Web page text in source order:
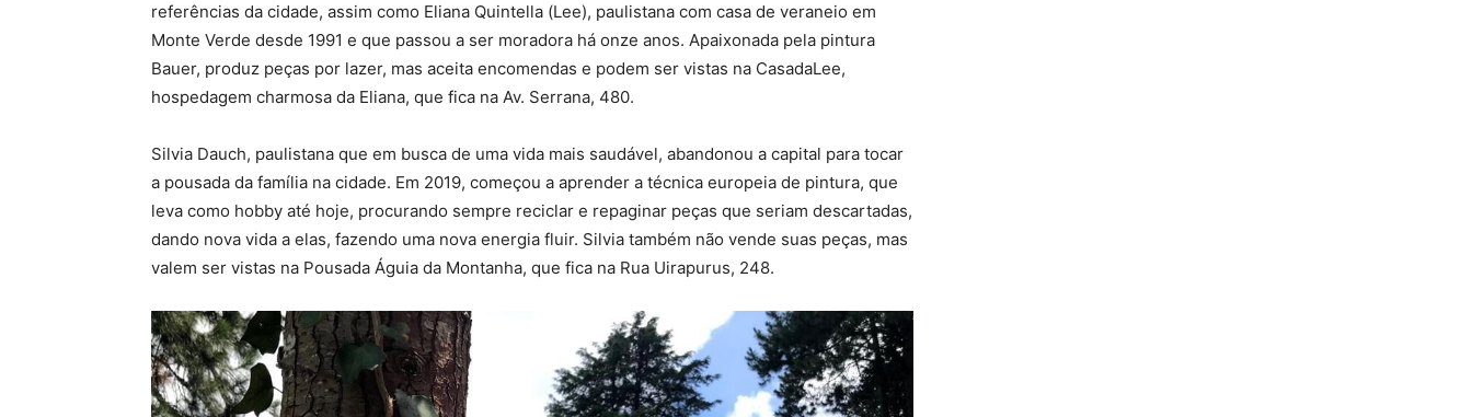
referências da cidade, assim como Eliana Quintella (Lee), paulistana com casa de veraneio em
Monte Verde desde 1991 e que passou a ser moradora há onze anos. Apaixonada pela pintura
Bauer, produz peças por lazer, mas aceita encomendas e podem ser vistas na CasadaLee,
hospedagem charmosa da Eliana, que fica na Av. Serrana, 480.
Silvia Dauch, paulistana que em busca de uma vida mais saudável, abandonou a capital para tocar
a pousada da família na cidade. Em 2019, começou a aprender a técnica europeia de pintura, que
leva como hobby até hoje, procurando sempre reciclar e repaginar peças que seriam descartadas,
dando nova vida a elas, fazendo uma nova energia fluir. Silvia também não vende suas peças, mas
valem ser vistas na Pousada Águia da Montanha, que fica na Rua Uirapurus, 248.